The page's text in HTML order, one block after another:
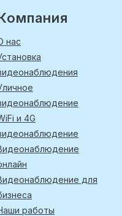
нас
и 4G
для
работы